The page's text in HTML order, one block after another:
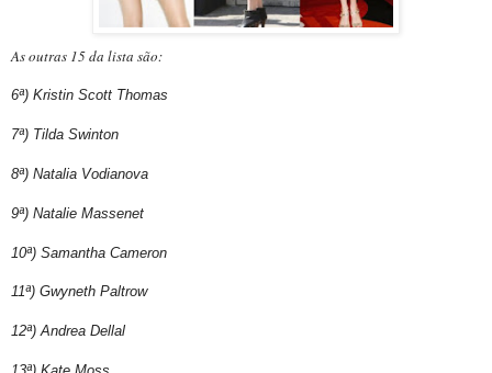
As outras 15 da lista são:
6ª) Kristin Scott Thomas
7ª) Tilda Swinton
8ª) Natalia Vodianova
9ª) Natalie Massenet
10ª) Samantha Cameron
11ª) Gwyneth Paltrow
12ª) Andrea Dellal